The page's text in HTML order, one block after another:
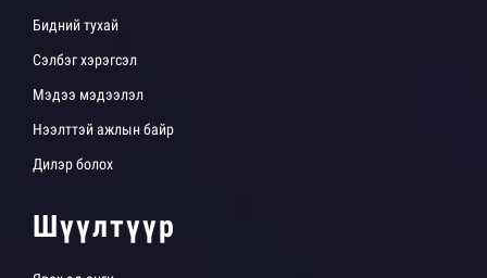
Бидний тухай
Сэлбэг хэрэгсэл
Мэдээ мэдээлэл
Нээлттэй ажлын байр
Дилэр болох
Шүүлтүүр